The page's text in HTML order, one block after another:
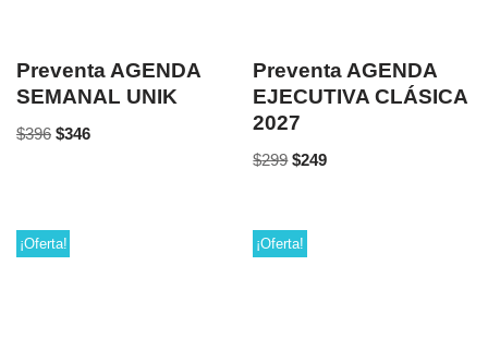
Preventa AGENDA
SEMANAL UNIK
$396 $346
Preventa AGENDA
EJECUTIVA CLÁSICA
2027
$299 $249
¡Oferta! ¡Oferta!